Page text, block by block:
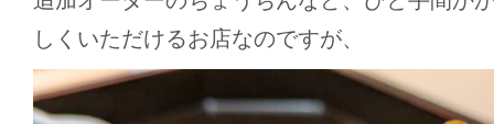
しくいただけるお店なのですが、